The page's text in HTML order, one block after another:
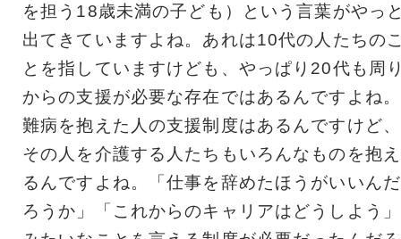
を担う18歳未満の子ども）という言葉がやっ
出てきていますよね。あれは10代の人たちの
とを指していますけども、やっぱり20代も周
からの支援が必要な存在ではあるんですよね。
難病を抱えた人の支援制度はあるんですけど、
その人を介護する人たちもいろんなものを抱え
るんですよね。「仕事を辞めたほうがいいんだ
ろうか」「これからのキャリアはどうしよう」